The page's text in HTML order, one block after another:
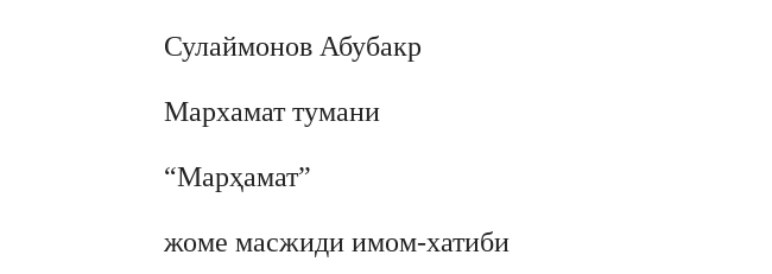
Сулаймонов Абубакр
Мархамат тумани
“Марҳамат”
жоме масжиди имом-хатиби